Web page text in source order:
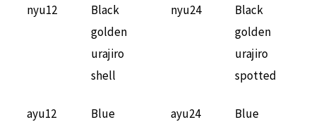
nyu12
Black
golden
urajiro
shell
nyu24
Black
golden
urajiro
spotted
ayu12
Blue
ayu24
Blue